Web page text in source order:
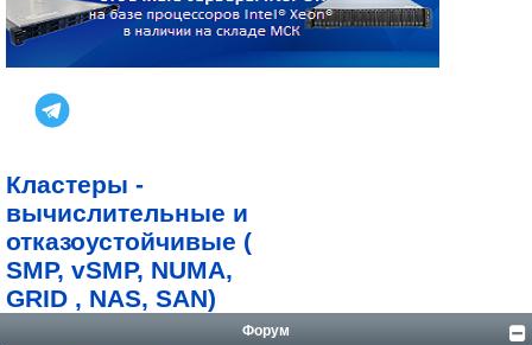
Кластеры -
вычислительные и
отказоустойчивые (
SMP, vSMP, NUMA,
GRID , NAS, SAN)
Форум